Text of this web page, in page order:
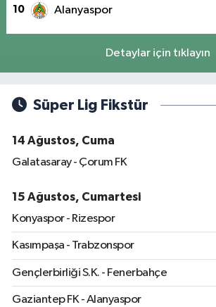
10 Alanyaspor
Detaylar için tıklayın
Süper Lig Fikstür
14 Ağustos, Cuma
Galatasaray - Çorum FK
15 Ağustos, Cumartesi
Konyaspor - Rizespor
Kasımpaşa - Trabzonspor
Gençlerbirliği S.K. - Fenerbahçe
Gaziantep FK - Alanyaspor